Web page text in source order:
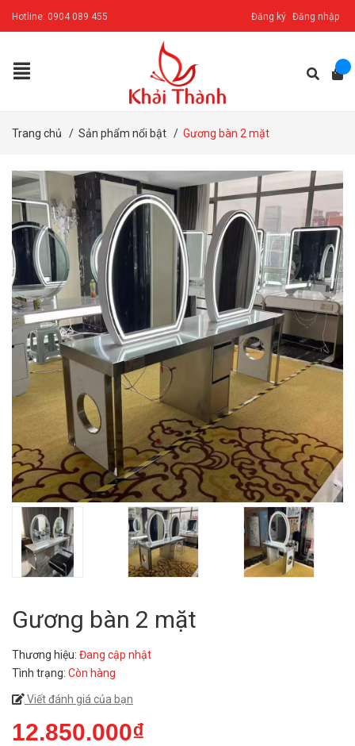
Hotline: 0904 089 455 Đăng ký Đăng nhập
Trang chủ / Sản phẩm nổi bật / Gương bàn 2 mặt
Gương bàn 2 mặt
Thương hiệu: Đang cập nhật
Tình trạng: Còn hàng
Viết đánh giá của bạn
12.850.000₫